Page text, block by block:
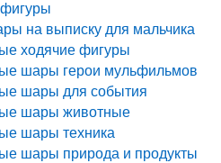
на выписку для мальчика
ходячие фигуры
шары герои мульфильмов
шары для события
шары животные
шары техника
шары природа и продукты